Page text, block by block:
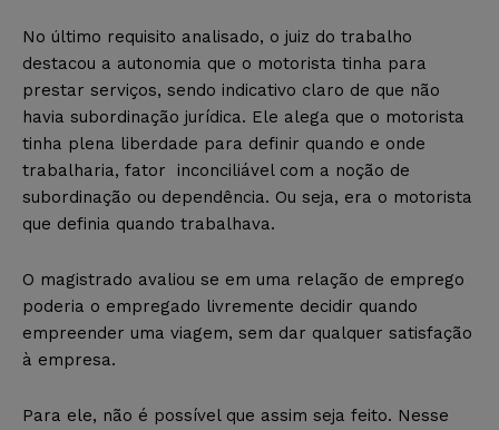
No último requisito analisado, o juiz do trabalho
destacou a autonomia que o motorista tinha para
prestar serviços, sendo indicativo claro de que não
havia subordinação jurídica. Ele alega que o motorista
tinha plena liberdade para definir quando e onde
trabalharia, fator inconciliável com a noção de
subordinação ou dependência. Ou seja, era o motorista
que definia quando trabalhava.
O magistrado avaliou se em uma relação de emprego
poderia o empregado livremente decidir quando
empreender uma viagem, sem dar qualquer satisfação
à empresa.
Para ele, não é possível que assim seja feito. Nesse